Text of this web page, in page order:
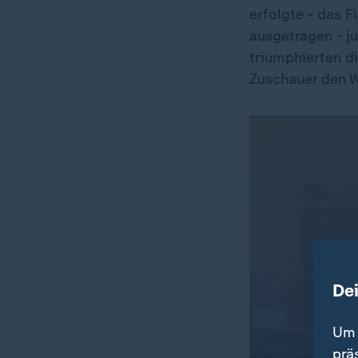
erfolgte - das
ausgetragen -
triumphierten
Zuschauer den